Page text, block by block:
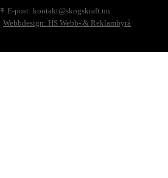
↟ E-post: kontakt@skogskraft.nu
Webbdesign: HS Webb- & Reklambyrå